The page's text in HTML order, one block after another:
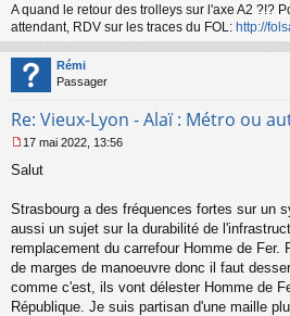
A quand le retour des trolleys sur l'axe A2 ?!?
attendant, RDV sur les traces du FOL: http://
Rémi
Passager
Re: Vieux-Lyon - Alaï : Métro ou
e
s
g
e
n
o
n
17 mai 2022, 13:56
Salut
Strasbourg a des fréquences fortes sur un
aussi un sujet sur la durabilité de
remplacement du carrefour Homme de Fer.
de marges de manoeuvre donc il faut
comme c'est, ils vont délester Homme de
République. Je suis partisan d'une maille